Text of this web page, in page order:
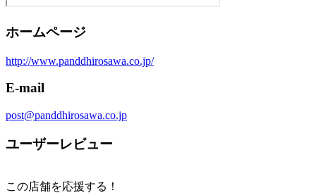
ホームページ
http://www.panddhirosawa.co.jp/
E-mail
post@panddhirosawa.co.jp
ユーザーレビュー
この店舗を応援する！